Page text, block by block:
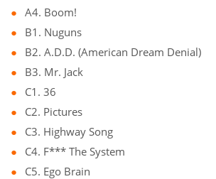
A4. Boom!
B1. Nuguns
B2. A.D.D. (American Dream Denial)
B3. Mr. Jack
C1. 36
C2. Pictures
C3. Highway Song
C4. F*** The System
C5. Ego Brain